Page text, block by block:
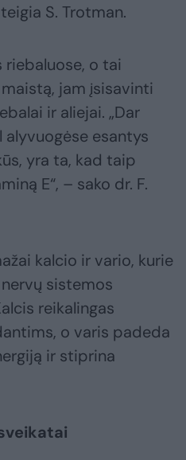
S. Trotman.
o tai
jam įsisavinti
ir aliejai. „Dar
esantys
yra ta, kad taip
E“, – sako dr. F.
kalcio ir vario, kurie
sistemos
reikalingas
o varis padeda
ir stiprina